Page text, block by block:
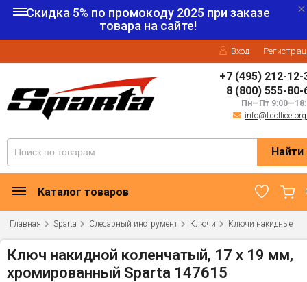
Скидка 5% по промокоду 2025 при заказе
товара на сайте!
Вход
+7 (495) 212-12-
8 (800) 555-80-
Пн—Пт
Найти
Каталог товаров
Главная Sparta Слесарный инструмент Ключи Ключи накидные
Ключ накидной коленчатый, 17 х 19 мм,
хромированный Sparta 147615